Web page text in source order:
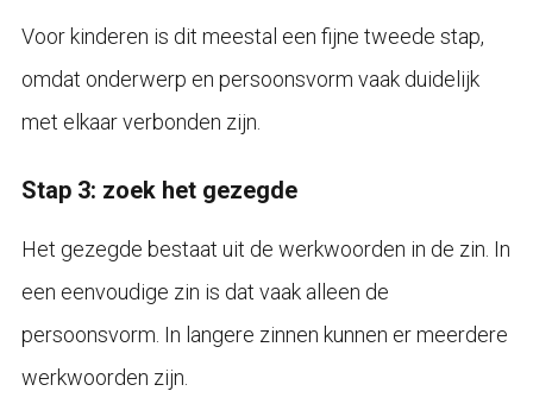
Voor kinderen is dit meestal een fijne tweede stap,
omdat onderwerp en persoonsvorm vaak duidelijk
met elkaar verbonden zijn.
Stap 3: zoek het gezegde
Het gezegde bestaat uit de werkwoorden in de zin. In
een eenvoudige zin is dat vaak alleen de
persoonsvorm. In langere zinnen kunnen er meerdere
werkwoorden zijn.